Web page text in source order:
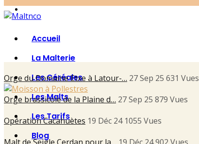
Accueil
La Malterie
Les Céréales
Les Malts
Les Tarifs
Blog
Orge du Domaine Etxe à Latour-… 27 Sep 25 631 Vues
Orge brassicole de la Plaine d… 27 Sep 25 879 Vues
Opération Cacahuètes 19 Déc 24 1055 Vues